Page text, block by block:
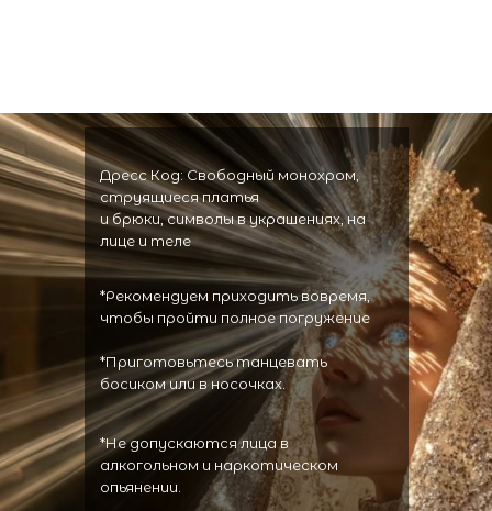
Дресс Код: Свободный монохром,
струящиеся платья
и брюки, символы в украшениях, на
лице и теле
*Рекомендуем приходить вовремя,
чтобы пройти полное погружение
*Приготовьтесь танцевать
босиком или в носочках.
*Не допускаются лица в
алкогольном и наркотическом
опьянении.